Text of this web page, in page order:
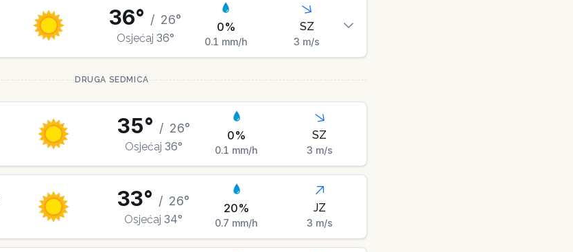
36° / 26°
Osjećaj 36°
0%
0.1 mm/h
SZ
3 m/s
DRUGA SEDMICA
35° / 26°
Osjećaj 36°
0%
0.1 mm/h
SZ
3 m/s
33° / 26°
Osjećaj 34°
20%
0.7 mm/h
JZ
3 m/s